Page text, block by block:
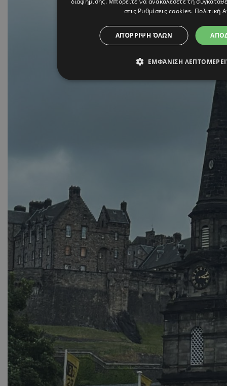
στις Ρυθμίσεις cookies. Πολιτική
ΑΠΌΡΡΙΨΗ ΌΛΩΝ
ΕΜΦΆΝΙΣΗ